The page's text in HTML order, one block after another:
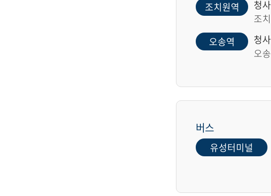
조치원역
청
조
오송역
청
오
버스
유성터미널